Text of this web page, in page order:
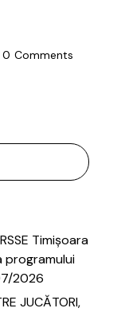
0 Comments
Timișoara
programului
2026
JUCĂTORI,